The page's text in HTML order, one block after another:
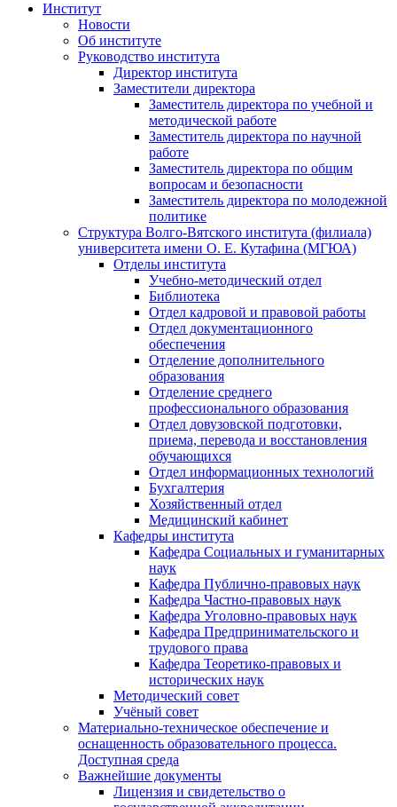
Институт
Новости
Об институте
Руководство института
Директор института
Заместители директора
Заместитель директора по учебной и
методической работе
Заместитель директора по научной
работе
Заместитель директора по общим
вопросам и безопасности
Заместитель директора по молодежной
политике
Структура Волго-Вятского института (филиала)
университета имени О. Е. Кутафина (МГЮА)
Отделы института
Учебно-методический отдел
Библиотека
Отдел кадровой и правовой работы
Отдел документационного
обеспечения
Отделение дополнительного
образования
Отделение среднего
профессионального образования
Отдел довузовской подготовки,
приема, перевода и восстановления
обучающихся
Отдел информационных технологий
Бухгалтерия
Хозяйственный отдел
Медицинский кабинет
Кафедры института
Кафедра Социальных и гуманитарных
наук
Кафедра Публично-правовых наук
Кафедра Частно-правовых наук
Кафедра Уголовно-правовых наук
Кафедра Предпринимательского и
трудового права
Кафедра Теоретико-правовых и
исторических наук
Методический совет
Учёный совет
Материально-техническое обеспечение и
оснащенность образовательного процесса.
Доступная среда
Важнейшие документы
Лицензия и свидетельство о